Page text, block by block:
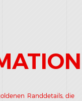
Randdetails, die